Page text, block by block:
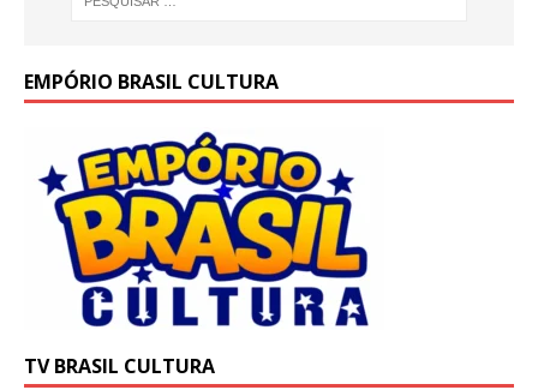
EMPÓRIO BRASIL CULTURA
TV BRASIL CULTURA